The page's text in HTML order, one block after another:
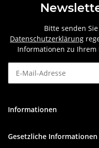
Bitte senden
Datenschutzerklärung
Informationen zu
Informationen
Gesetzliche Informationen